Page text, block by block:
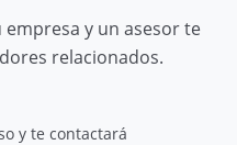
y un asesor te
relacionados.
y te contactará